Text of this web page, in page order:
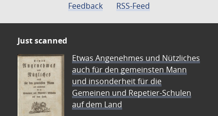
Feedback
RSS-Feed
Just scanned
Etwas Angenehmes und Nützliches
auch für den gemeinsten Mann
und insonderheit für die
Gemeinen und Repetier-Schulen
auf dem Land